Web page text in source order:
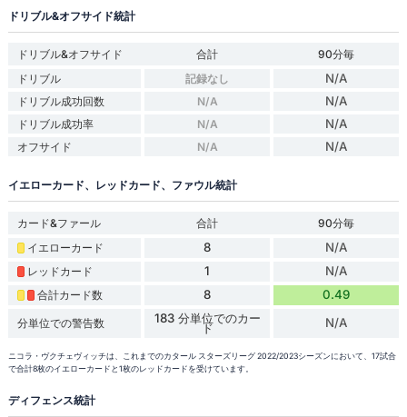
ドリブル&オフサイド統計
ドリブル&オフサイド 合計
90分毎
ドリブル
記録なし N/A
ドリブル成功回数 N/A N/A
ドリブル成功率 N/A N/A
オフサイド N/A N/A
イエローカード、レッドカード、ファウル統計
カード&ファール 合計
90分毎
イエローカード
8 N/A
レッドカード 1 N/A
合計カード数 8 0.49
分単位での警告数 183 分単位でのカー
ド N/A
ニコラ・ヴクチェヴィッチは、これまでのカタール スターズリーグ 2022/2023シーズンにおいて、17試合
で合計8枚のイエローカードと1枚のレッドカードを受けています。
ディフェンス統計